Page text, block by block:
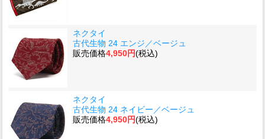
ネクタイ
古代生物 24 エンジ／ベージュ
販売価格4,950円(税込)
ネクタイ
古代生物 24 ネイビー／ベージュ
販売価格4,950円(税込)